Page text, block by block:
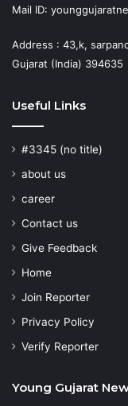
Mail ID:
Address : 43,k,
Gujarat (India) 394635
Useful Links
#3345 (no title)
about us
career
Contact us
Give Feedback
Home
Join Reporter
Privacy Policy
Verify Reporter
Young Gujarat